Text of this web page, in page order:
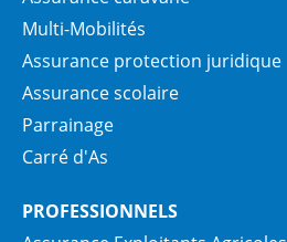
Multi-Mobilités
Assurance protection juridique
Assurance scolaire
Parrainage
Carré d'As
PROFESSIONNELS